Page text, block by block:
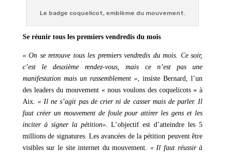
Le badge coquelicot, emblème du mouvement.
Se réunir tous les premiers vendredis du mois
« On se retrouve tous les premiers vendredis du mois. Ce soir,
c’est le deuxième rendez-vous, mais ce n’est pas une
manifestation mais un rassemblement », insiste Bernard, l’un
des leaders du mouvement « nous voulons des coquelicots » à
Aix. « Il ne s’agit pas de crier ni de casser mais de parler. Il
faut créer un mouvement de foule pour attirer les gens et les
inciter à signer la pétition». L’objectif est d’atteindre les 5
millions de signatures. Les avancées de la pétition peuvent être
visibles sur le site internet du mouvement. « Il faut réussir à